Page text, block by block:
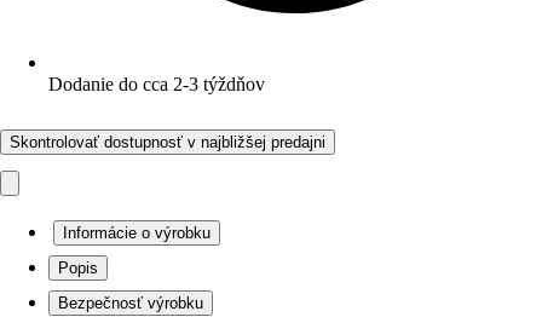
Dodanie do cca 2-3 týždňov
Skontrolovať dostupnosť v najbližšej predajni
Informácie o výrobku
Popis
Bezpečnosť výrobku